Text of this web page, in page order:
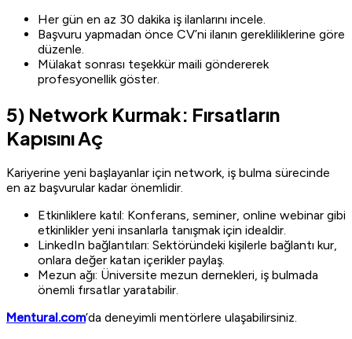
Her gün en az 30 dakika iş ilanlarını incele.
Başvuru yapmadan önce CV’ni ilanın gerekliliklerine göre
düzenle.
Mülakat sonrası teşekkür maili göndererek
profesyonellik göster.
5) Network Kurmak: Fırsatların
Kapısını Aç
Kariyerine yeni başlayanlar için network, iş bulma sürecinde
en az başvurular kadar önemlidir.
Etkinliklere katıl: Konferans, seminer, online webinar gibi
etkinlikler yeni insanlarla tanışmak için idealdir.
LinkedIn bağlantıları: Sektöründeki kişilerle bağlantı kur,
onlara değer katan içerikler paylaş.
Mezun ağı: Üniversite mezun dernekleri, iş bulmada
önemli fırsatlar yaratabilir.
Mentural.com‘da deneyimli mentörlere ulaşabilirsiniz.